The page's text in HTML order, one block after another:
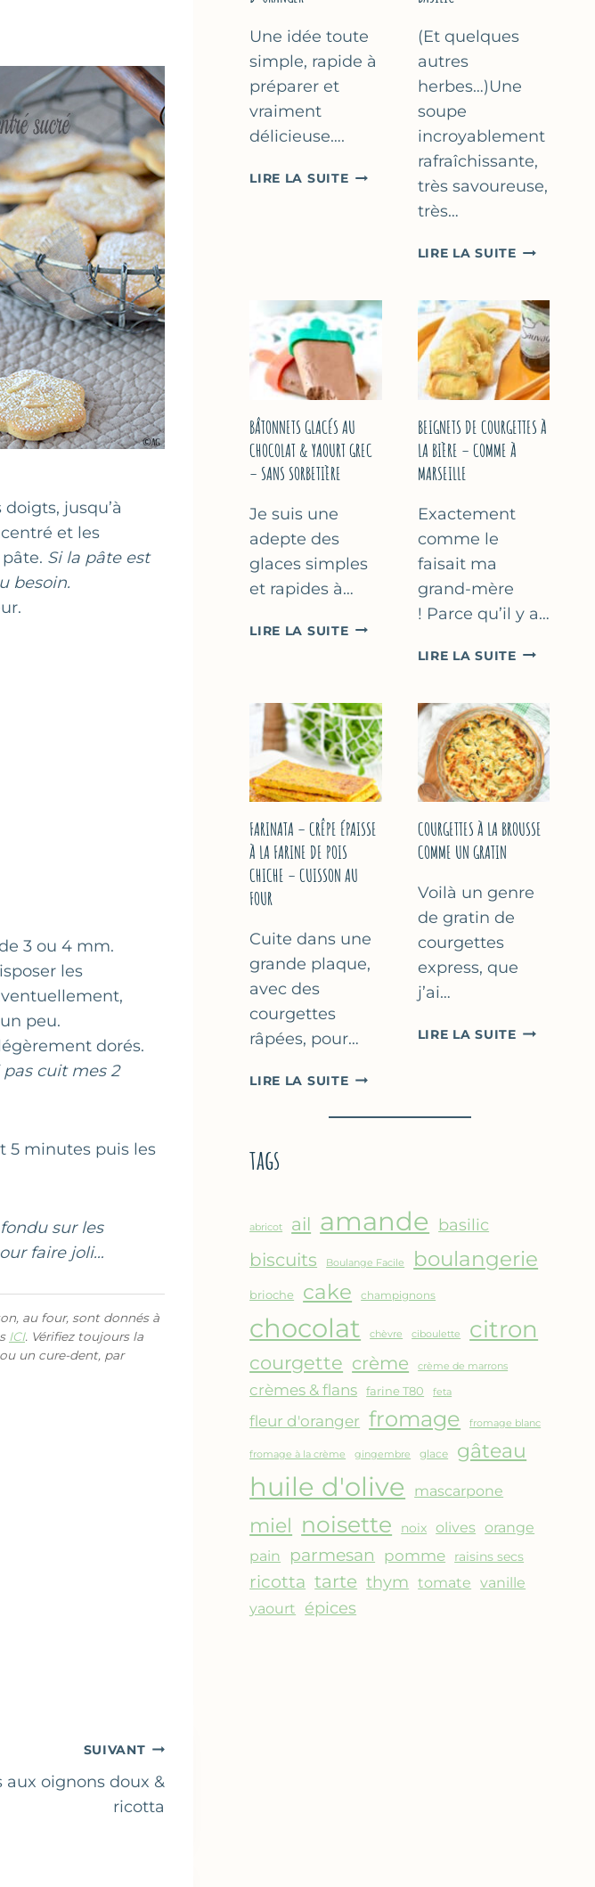
jusqu’à
et les
Si la pâte est
besoin.
3 ou 4 mm.
les
peu.
dorés.
cuit mes 2
5 minutes puis les
sur les
faire joli…
au four, sont donnés à
ICI. Vérifiez toujours la
un cure-dent, par
SUIVANT
oignons doux &
ricotta
Une idée toute
simple, rapide à
préparer et
vraiment
délicieuse….
LIRE LA SUITEABRICOTS
&
FLEUR
D’ORANGER
(Et quelques
autres
herbes…)Une
soupe
incroyablement
rafraîchissante,
très savoureuse,
très…
LIRE LA SUITESOUPE
AU
CITRON
&
BASILIC
BÂTONNETS GLACÉS AU
CHOCOLAT & YAOURT GREC
– SANS SORBETIÈRE
Je suis une
adepte des
glaces simples
et rapides à…
LIRE LA SUITEBÂTONNETS
&
YAOURT
GREC
–
SANS
BEIGNETS DE COURGETTES À
LA BIÈRE – COMME À
MARSEILLE
Exactement
comme le
faisait ma
grand-mère
! Parce qu’il y a…
LIRE LA SUITEBEIGNETS
À
LA
BIÈRE
–
COMME
MARSEILLE
FARINATA – CRÊPE ÉPAISSE
À LA FARINE DE POIS
CHICHE – CUISSON AU
FOUR
Cuite dans une
grande plaque,
avec des
courgettes
râpées, pour…
LIRE LA SUITEFARINATA
CRÊPE
DE
CHICHE
CUISSON
AU
FOUR
COURGETTES À LA BROUSSE
COMME UN GRATIN
Voilà un genre
de gratin de
courgettes
express, que
j’ai…
LIRE LA SUITE
tags
abricot ail amande basilic
biscuits Boulange Facile boulangerie
brioche cake champignons
chocolat chèvre ciboulette citron
courgette crème crème de marrons
crèmes & flans farine T80 feta
fleur d'oranger fromage fromage blanc
fromage à la crème gingembre glace gâteau
huile d'olive mascarpone
miel noisette noix olives orange
pain
parmesan pomme raisins secs
ricotta tarte thym tomate vanille
yaourt épices